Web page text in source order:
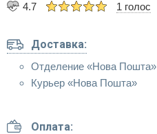
4.7 1 голос
Доставка:
Отделение «Нова Пошта»
Курьер «Нова Пошта»
Оплата: